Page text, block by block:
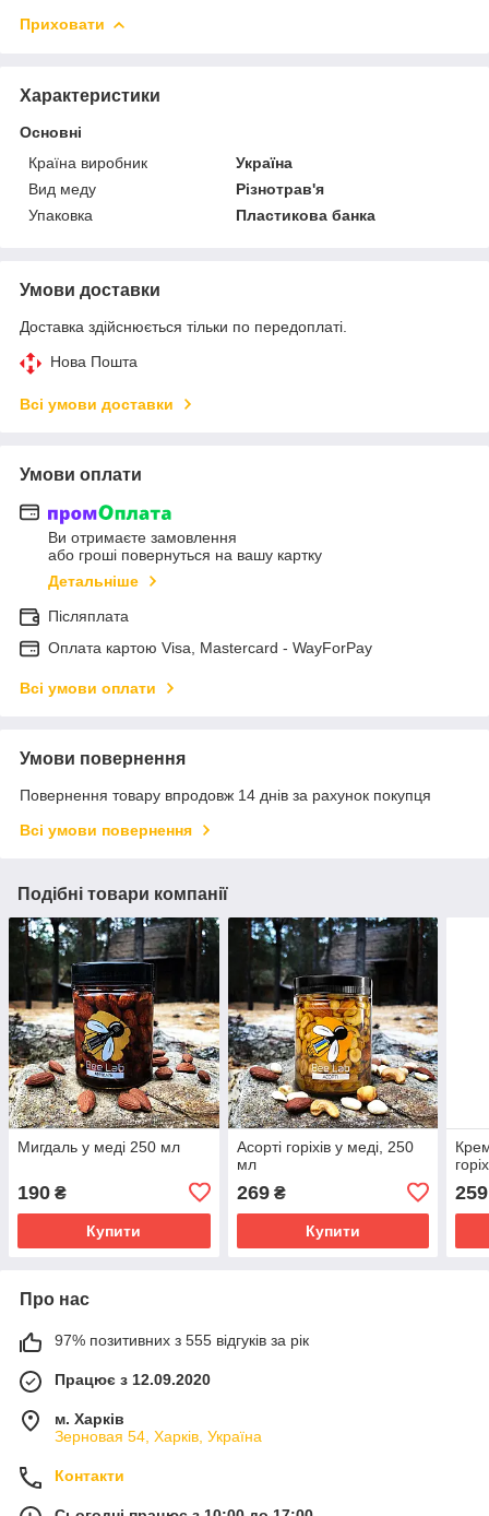
Приховати
Характеристики
Основні
Країна виробник
Україна
Вид меду
Різнотрав'я
Упаковка
Пластикова банка
Умови доставки
Доставка здійснюється тільки по передоплаті.
Нова Пошта
Всі умови доставки
Умови оплати
Ви отримаєте замовлення
або гроші повернуться на вашу картку
Детальніше
Післяплата
Оплата картою Visa, Mastercard - WayForPay
Всі умови оплати
Умови повернення
Повернення товару впродовж 14 днів за рахунок покупця
Всі умови повернення
Подібні товари компанії
Мигдаль у меді 250 мл
190 ₴
Купити
Асорті горіхів у меді, 250
мл
269₴
Купити
259
Про нас
97% позитивних з 555 відгуків за рік
Працює з 12.09.2020
м. Харків
Зерновая 54, Харків, Україна
Контакти